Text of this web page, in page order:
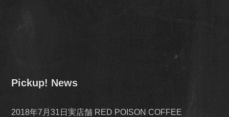
Pickup! News
2018年7月31日実店舗 RED POISON COFFEE